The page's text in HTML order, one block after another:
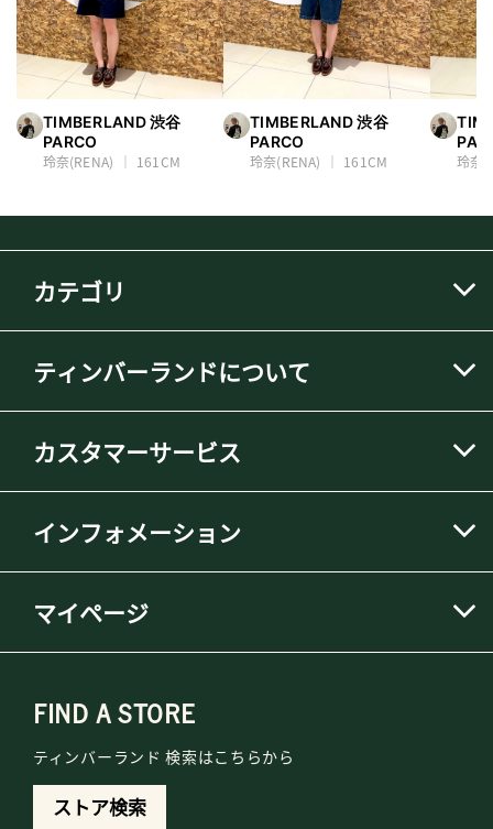
TIMBERLAND 渋谷
PARCO
玲奈(RENA)
161CM
TIMBERLAND 渋谷
PARCO
玲奈(RENA)
161CM
玲奈
カテゴリ
ティンバーランドについて
カスタマーサービス
インフォメーション
マイページ
FIND A STORE
ティンバーランド 検索はこちらから
ストア検索